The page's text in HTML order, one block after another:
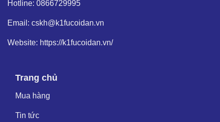
Hotline: 0866729995
Email: cskh@k1fucoidan.vn
Website: https://k1fucoidan.vn/
Trang chủ
Mua hàng
Tin tức